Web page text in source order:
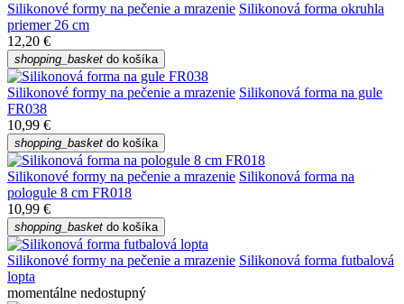
Silikonové formy na pečenie a mrazenie Silikonová forma okruhla
priemer 26 cm
12,20 €
shopping_basket do košíka
Silikonové formy na pečenie a mrazenie Silikonová forma na gule
FR038
10,99 €
shopping_basket do košíka
Silikonové formy na pečenie a mrazenie Silikonová forma na
pologule 8 cm FR018
10,99 €
shopping_basket do košíka
Silikonové formy na pečenie a mrazenie Silikonová forma futbalová
lopta
momentálne nedostupný